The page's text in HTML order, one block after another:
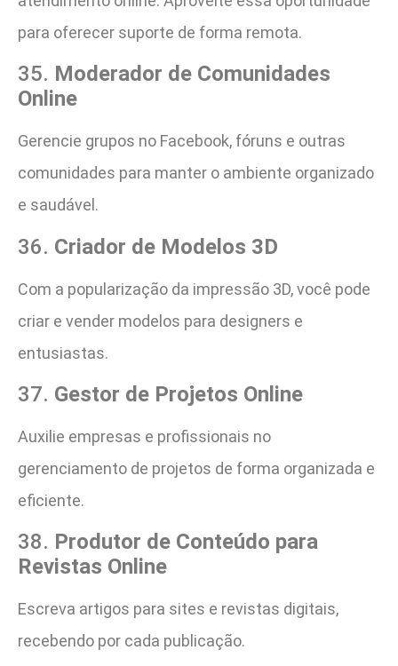
para oferecer suporte de forma remota.
35. Moderador de Comunidades
Online
Gerencie grupos no Facebook, fóruns e outras
comunidades para manter o ambiente organizado
e saudável.
36. Criador de Modelos 3D
Com a popularização da impressão 3D, você pode
criar e vender modelos para designers e
entusiastas.
37. Gestor de Projetos Online
Auxilie empresas e profissionais no
gerenciamento de projetos de forma organizada e
eficiente.
38. Produtor de Conteúdo para
Revistas Online
Escreva artigos para sites e revistas digitais,
recebendo por cada publicação.